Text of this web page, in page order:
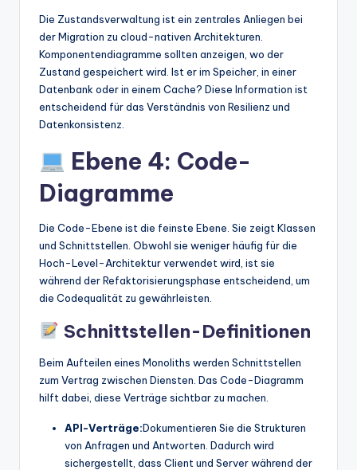
Die Zustandsverwaltung ist ein zentrales Anliegen bei
der Migration zu cloud-nativen Architekturen.
Komponentendiagramme sollten anzeigen, wo der
Zustand gespeichert wird. Ist er im Speicher, in einer
Datenbank oder in einem Cache? Diese Information ist
entscheidend für das Verständnis von Resilienz und
Datenkonsistenz.
Ebene 4: Code-
Diagramme
Die Code-Ebene ist die feinste Ebene. Sie zeigt Klassen
und Schnittstellen. Obwohl sie weniger häufig für die
Hoch-Level-Architektur verwendet wird, ist sie
während der Refaktorisierungsphase entscheidend, um
die Codequalität zu gewährleisten.
Schnittstellen-Definitionen
Beim Aufteilen eines Monoliths werden Schnittstellen
zum Vertrag zwischen Diensten. Das Code-Diagramm
hilft dabei, diese Verträge sichtbar zu machen.
API-Verträge:Dokumentieren Sie die Strukturen
von Anfragen und Antworten. Dadurch wird
sichergestellt, dass Client und Server während der